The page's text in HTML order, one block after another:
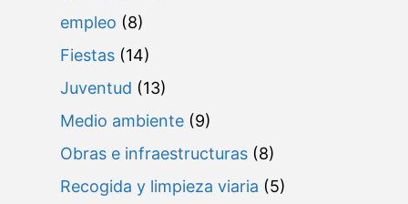
empleo (8)
Fiestas (14)
Juventud (13)
Medio ambiente (9)
Obras e infraestructuras (8)
Recogida y limpieza viaria (5)